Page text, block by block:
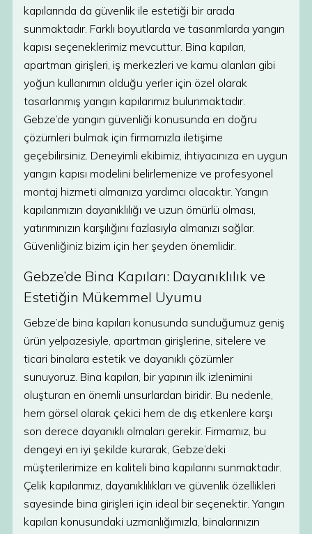
kapılarında da güvenlik ile estetiği bir arada
sunmaktadır. Farklı boyutlarda ve tasarımlarda yangın
kapısı seçeneklerimiz mevcuttur. Bina kapıları,
apartman girişleri, iş merkezleri ve kamu alanları gibi
yoğun kullanımın olduğu yerler için özel olarak
tasarlanmış yangın kapılarımız bulunmaktadır.
Gebze’de yangın güvenliği konusunda en doğru
çözümleri bulmak için firmamızla iletişime
geçebilirsiniz. Deneyimli ekibimiz, ihtiyacınıza en uygun
yangın kapısı modelini belirlemenize ve profesyonel
montaj hizmeti almanıza yardımcı olacaktır. Yangın
kapılarımızın dayanıklılığı ve uzun ömürlü olması,
yatırımınızın karşılığını fazlasıyla almanızı sağlar.
Güvenliğiniz bizim için her şeyden önemlidir.
Gebze’de Bina Kapıları: Dayanıklılık ve
Estetiğin Mükemmel Uyumu
Gebze’de bina kapıları konusunda sunduğumuz geniş
ürün yelpazesiyle, apartman girişlerine, sitelere ve
ticari binalara estetik ve dayanıklı çözümler
sunuyoruz. Bina kapıları, bir yapının ilk izlenimini
oluşturan en önemli unsurlardan biridir. Bu nedenle,
hem görsel olarak çekici hem de dış etkenlere karşı
son derece dayanıklı olmaları gerekir. Firmamız, bu
dengeyi en iyi şekilde kurarak, Gebze’deki
müşterilerimize en kaliteli bina kapılarını sunmaktadır.
Çelik kapılarımız, dayanıklılıkları ve güvenlik özellikleri
sayesinde bina girişleri için ideal bir seçenektir. Yangın
kapıları konusundaki uzmanlığımızla, binalarınızın